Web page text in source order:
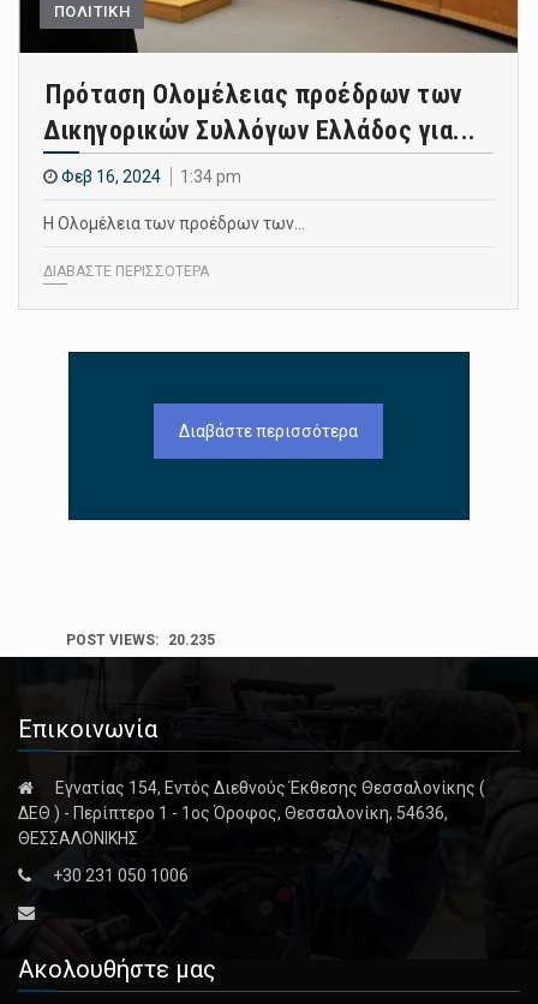
ΠΟΛΙΤΙΚΗ
Πρόταση Ολομέλειας προέδρων των
Δικηγορικών Συλλόγων Ελλάδος για...
Φεβ 16, 2024 1:34 pm
Η Ολομέλεια των προέδρων των…
ΔΙΑΒΑΣΤΕ ΠΕΡΙΣΣΟΤΕΡΑ
Διαβάστε περισσότερα
POST VIEWS: 20.235
Επικοινωνία
Εγνατίας 154, Εντός Διεθνούς Έκθεσης Θεσσαλονίκης (
ΔΕΘ ) - Περίπτερο 1 - 1ος Όροφος, Θεσσαλονίκη, 54636,
ΘΕΣΣΑΛΟΝΙΚΗΣ
+30 231 050 1006
Ακολουθήστε μας